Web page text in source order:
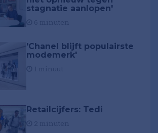
stagnatie aanlopen'
'Chanel blijft populairste
modemerk'
Retailcijfers: Tedi